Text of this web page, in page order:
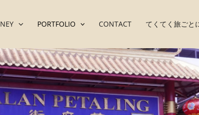
PORTFOLIO CONTACT てくてく旅ごと